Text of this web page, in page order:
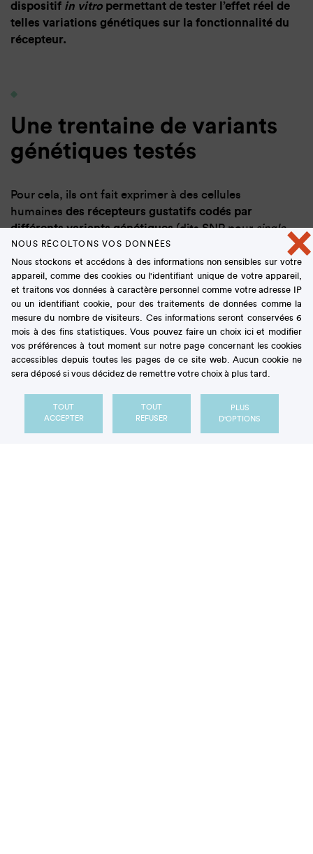
dispositif in vitro permettant de tester l’effet réel de
telles variations génétiques sur la fonctionnalité du
récepteur.
Une trentaine de variants
génétiques testés
Pour cela, ils ont fait exprimer à des cellules
humaines des récepteurs gustatifs codés par
différents variants génétiques(dits SNP poursingle-
nucleotide polymorphism, c’est-à-dire des variants ne
se différant que par un seul nucléotide dans la
séquence d’ADN) : 12 variants génétiques de la sous-
unité TAS1R2 et 16 variants génétiques de la sous-
unité TAS1R3.
L’activité fonctionnelle de ces
récepteurs en réponse à 12 édulcorants était
ensuite testée en mesurant les variations du calcium
intra-cellulaire (l’activation du récepteur
TAS1R2/TAS1R3 déclenche une cascade de
réactions intra-cellulaires qui aboutit à une
augmentation du calcium dans le cytoplasme).
×
NOUS RÉCOLTONS VOS DONNÉES
Nous stockons et accédons à des informations non sensibles sur votre
appareil, comme des cookies ou l'identifiant unique de votre appareil,
et traitons vos données à caractère personnel comme votre adresse IP
ou un identifiant cookie, pour des traitements de données comme la
mesure du nombre de visiteurs. Ces informations seront conservées 6
mois à des fins statistiques. Vous pouvez faire un choix ici et modifier
vos préférences à tout moment sur notre page concernant les cookies
accessibles depuis toutes les pages de ce site web. Aucun cookie ne
sera déposé si vous décidez de remettre votre choix à plus tard.
TOUT
ACCEPTER
TOUT
REFUSER
PLUS
D'OPTIONS